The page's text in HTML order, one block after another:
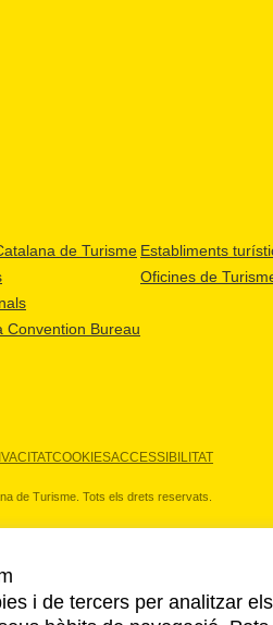
de Turisme
Convention Bureau
Establiments
Oficines de
COOKIESACCESSIBILITAT
de Turisme. Tots els drets reservats.
i de tercers per analitzar